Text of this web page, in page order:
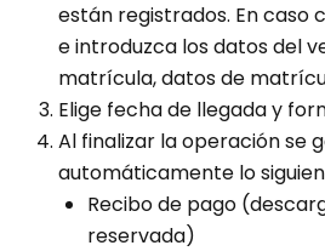
están registrados. En caso
e introduzca los datos del
matrícula, datos de
Elige fecha de llegada y
Al finalizar la operación se
automáticamente lo
Recibo de pago
reservada)